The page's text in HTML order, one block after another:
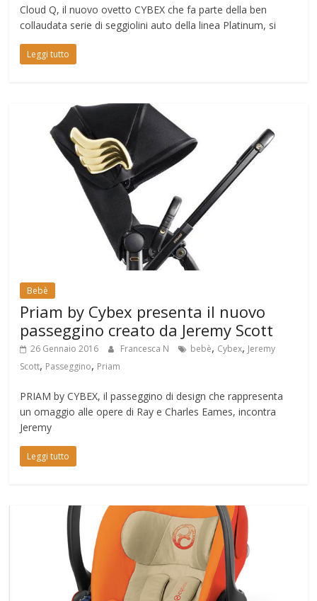
Cloud Q, il nuovo ovetto CYBEX che fa parte della ben
collaudata serie di seggiolini auto della linea Platinum, si
Leggi tutto
Bebè
Priam by Cybex presenta il nuovo
passeggino creato da Jeremy Scott
26 Gennaio 2016 Francesca N bebè, Cybex, Jeremy
Scott, Passeggino, Priam
PRIAM by CYBEX, il passeggino di design che rappresenta
un omaggio alle opere di Ray e Charles Eames, incontra
Jeremy
Leggi tutto